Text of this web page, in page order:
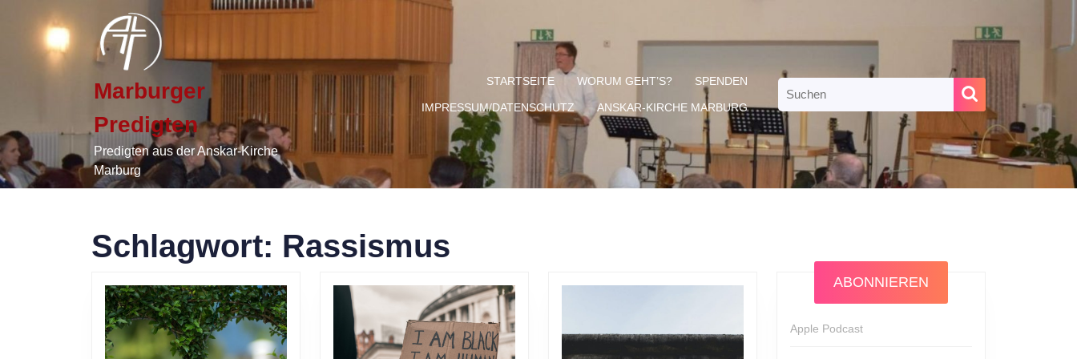
content
Marburger
Predigten
Predigten aus der Anskar-Kirche
Marburg
STARTSEITE WORUM GEHT’S? SPENDEN
IMPRESSUM/DATENSCHUTZ ANSKAR-KIRCHE MARBURG
for:
Schlagwort: Rassismus
ABONNIEREN
Apple Podcast